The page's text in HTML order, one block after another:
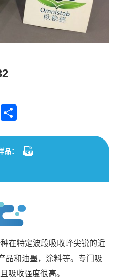
WhatsApp
品：
在特定波段吸收峰尖锐的近
品和油墨，涂料等。专门吸
吸收强度很高。